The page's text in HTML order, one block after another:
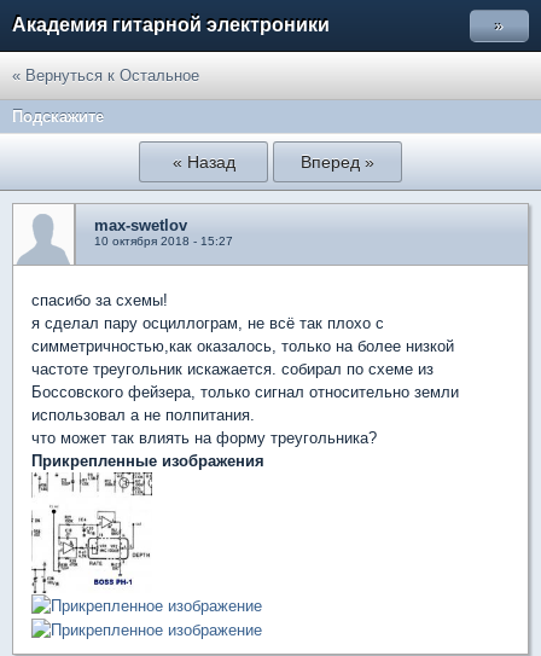
Академия гитарной электроники »
« Вернуться к Остальное
Подскажите
« Назад Вперед »
max-swetlov
10 октября 2018 - 15:27
спасибо за схемы!
я сделал пару осциллограм, не всё так плохо с
симметричностью,как оказалось, только на более низкой
частоте треугольник искажается. собирал по схеме из
Боссовского фейзера, только сигнал относительно земли
использовал а не полпитания.
что может так влиять на форму треугольника?
Прикрепленные изображения